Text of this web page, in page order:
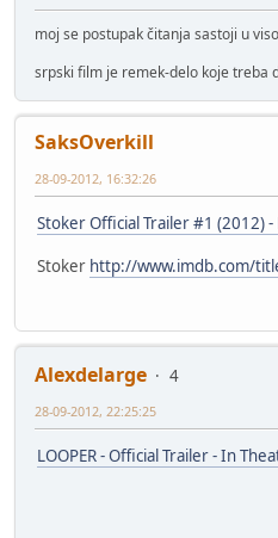
moj se postupak čitanja sastoji u
srpski film je remek-delo koje treba
SaksOverkill
28-09-2012, 16:32:26
Stoker Official Trailer #1 (2012)
Stoker http://www.imdb.com/
Alexdelarge
4
28-09-2012, 22:25:25
LOOPER - Official Trailer - In